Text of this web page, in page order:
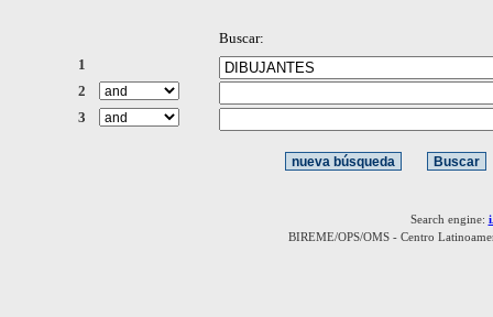
Buscar:
1
2
3
Search engine:
BIREME/OPS/OMS - Centro